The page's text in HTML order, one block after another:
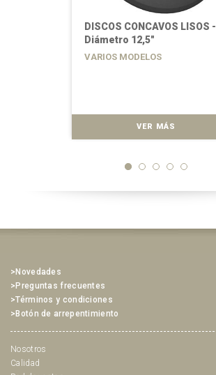
DISCOS CONCAVOS LISOS -
Diámetro 12,5"
VARIOS MODELOS
VER MÁS
>Novedades
>Preguntas frecuentes
>Términos y condiciones
>Botón de arrepentimiento
Nosotros
Calidad